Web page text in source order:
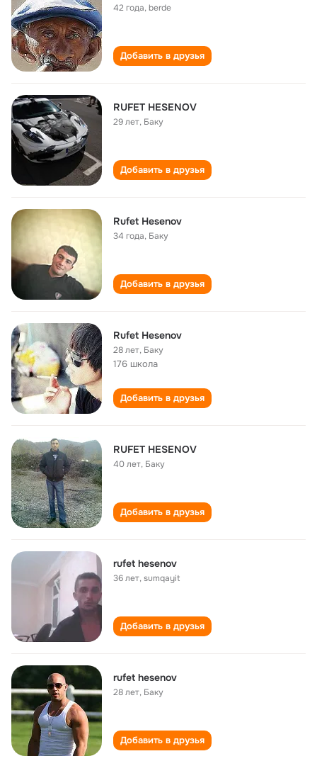
42 года,berde
Добавить в друзья
RUFET HESENOV
29 лет, Баку
Добавить в друзья
Rufet Hesenov
34 года, Баку
Добавить в друзья
Rufet Hesenov
28 лет, Баку
176 школа
Добавить в друзья
RUFET HESENOV
40 лет, Баку
Добавить в друзья
rufet hesenov
36 лет,sumqayit
Добавить в друзья
rufet hesenov
28 лет, Баку
Добавить в друзья